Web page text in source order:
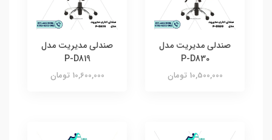
صندلی مدیریت مدل
P-D830
10,500,000 تومان
صندلی مدیریت مدل
P-D819
10,600,000 تومان